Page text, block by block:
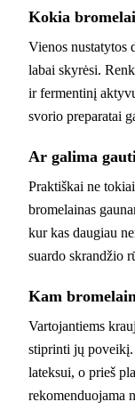
Kokia
Vienos nustatytos
labai skyrėsi.
ir fermentinį
svorio preparatai
Ar galima
Praktiškai ne
bromelainas
kur kas daugiau
suardo skrandžio
Kam
Vartojantiems
stiprinti jų poveikį.
lateksui, o prieš
rekomenduojama